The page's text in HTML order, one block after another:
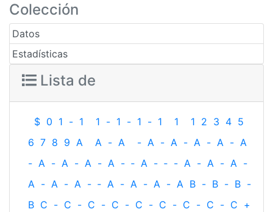
Colección
Datos
Estadísticas
Lista de
$ 0 1 - 1 1 - 1 - 1 - 1 1 1 2 3 4 5
6 7 8 9 A A - A - A - A - A - A - A
- A - A - A - A - ‐ A - ‐ - A - A - A -
A - A - A - ‐ A - A - A - A B - B - B -
B C - C - C - C - C - C - C - C - C +